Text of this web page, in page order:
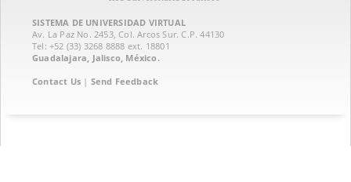
SISTEMA DE UNIVERSIDAD VIRTUAL
Av. La Paz No. 2453, Col. Arcos Sur. C.P. 44130
Tel: +52 (33) 3268 8888‏ ext. 18801
Guadalajara, Jalisco, México.
Contact Us | Send Feedback